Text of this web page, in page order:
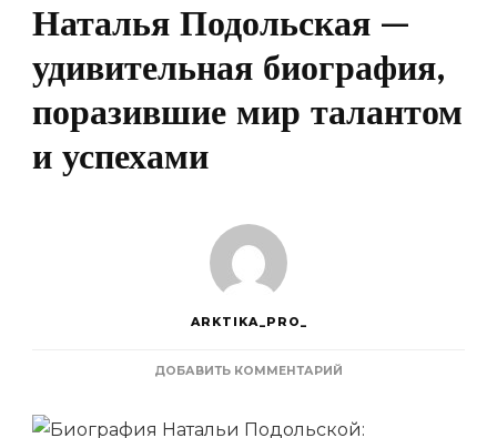
Наталья Подольская —
удивительная биография,
поразившие мир талантом
и успехами
ARKTIKA_PRO_
ДОБАВИТЬ КОММЕНТАРИЙ
ПОДОЛЬСКАЯ